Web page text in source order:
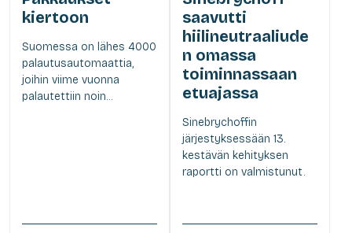
kiertoon
Suomessa on lähes 4000
palautusautomaattia,
joihin viime vuonna
palautettiin noin...
saavutti
hiilineutraaliude
n omassa
toiminnassaan
etuajassa
Sinebrychoffin
järjestyksessään 13.
kestävän kehityksen
raportti on valmistunut.